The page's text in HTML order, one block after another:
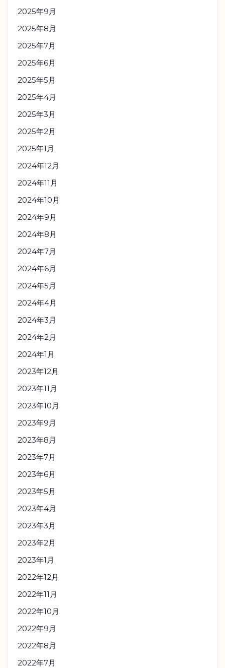
2025年9月
2025年8月
2025年7月
2025年6月
2025年5月
2025年4月
2025年3月
2025年2月
2025年1月
2024年12月
2024年11月
2024年10月
2024年9月
2024年8月
2024年7月
2024年6月
2024年5月
2024年4月
2024年3月
2024年2月
2024年1月
2023年12月
2023年11月
2023年10月
2023年9月
2023年8月
2023年7月
2023年6月
2023年5月
2023年4月
2023年3月
2023年2月
2023年1月
2022年12月
2022年11月
2022年10月
2022年9月
2022年8月
2022年7月